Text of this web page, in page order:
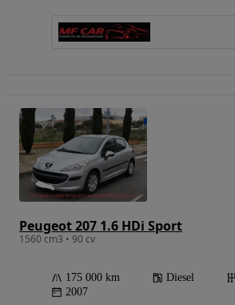
Peugeot 207 1.6 HDi Sport
1560 cm3 • 90 cv
175 000 km Diesel
2007